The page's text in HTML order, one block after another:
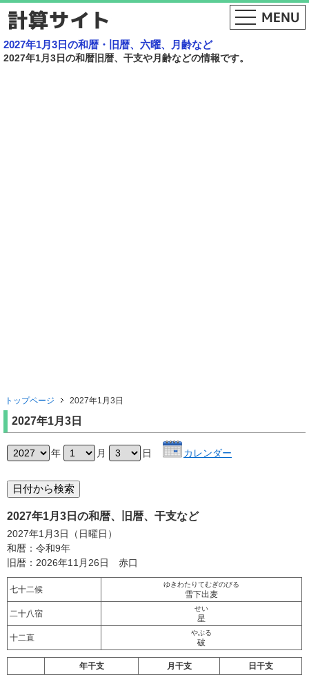
2027年1月3日の和暦・旧暦、六曜、月齢など
2027年1月3日の和暦旧暦、干支や月齢などの情報です。
トップページ 2027年1月3日
2027年1月3日
年 月 日 カレンダー
2027年1月3日の和暦、旧暦、干支など
2027年1月3日（日曜日）
和暦：令和9年
旧暦：2026年11月26日 赤口
七十二候
ゆきわたりてむぎのびる
雪下出麦
二十八宿
せい
星
十二直
やぶる
破
年干支 月干支 日干支